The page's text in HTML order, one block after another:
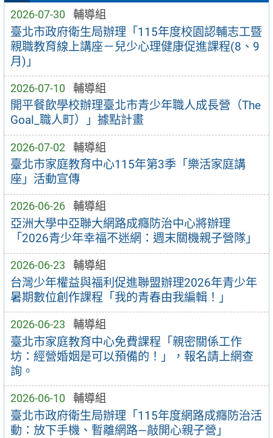
2026-07-30 輔導組
臺北市政府衛生局辦理「115年度校園認輔志工暨
親職教育線上講座－兒少心理健康促進課程(8、9
月)」
2026-07-10 輔導組
開平餐飲學校辦理臺北市青少年職人成長營（The
Goal_職人町）」據點計畫
2026-07-02 輔導組
臺北市家庭教育中心115年第3季「樂活家庭講
座」活動宣傳
2026-06-26 輔導組
亞洲大學中亞聯大網路成癮防治中心將辦理
「2026青少年幸福不迷網：週末關機親子營隊」
2026-06-23 輔導組
台灣少年權益與福利促進聯盟辦理2026年青少年
暑期數位創作課程「我的青春由我編輯！」
2026-06-23 輔導組
臺北市家庭教育中心免費課程「親密關係工作
坊：經營婚姻是可以預備的！」，報名請上網查
詢。
2026-06-10 輔導組
臺北市政府衛生局辦理「115年度網路成癮防治活
動：放下手機、暫離網路—敲開心親子營」